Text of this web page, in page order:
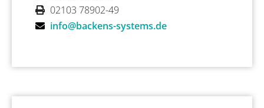
02103 78902-49
info@backens-systems.de